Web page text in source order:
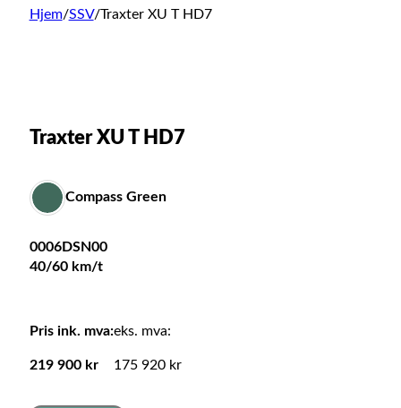
Hjem/SSV/Traxter XU T HD7
Traxter XU T HD7
Compass Green
0006DSN00
40/60 km/t
Pris ink. mva:
219 900 kr
eks. mva:
175 920 kr